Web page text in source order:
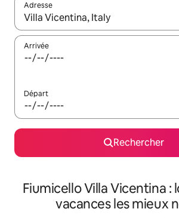
Adresse
Lorsque les résultats s'affichent,
Arrivée
Départ
Rechercher
Fiumicello Villa Vicentina :
vacances les mieux